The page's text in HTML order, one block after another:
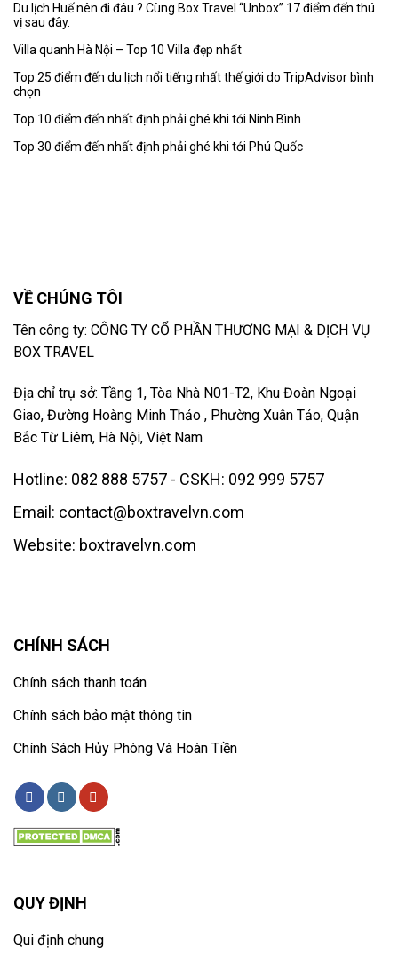
Du lịch Huế nên đi đâu ? Cùng Box Travel “Unbox” 17 điểm đến thú
vị sau đây.
Villa quanh Hà Nội – Top 10 Villa đẹp nhất
Top 25 điểm đến du lịch nổi tiếng nhất thế giới do TripAdvisor bình
chọn
Top 10 điểm đến nhất định phải ghé khi tới Ninh Bình
Top 30 điểm đến nhất định phải ghé khi tới Phú Quốc
VỀ CHÚNG TÔI
Tên công ty: CÔNG TY CỔ PHẦN THƯƠNG MẠI & DỊCH VỤ
BOX TRAVEL
Địa chỉ trụ sở: Tầng 1, Tòa Nhà N01-T2, Khu Đoàn Ngoại
Giao, Đường Hoàng Minh Thảo , Phường Xuân Tảo, Quận
Bắc Từ Liêm, Hà Nội, Việt Nam
Hotline: 082 888 5757 - CSKH: 092 999 5757
Email: contact@boxtravelvn.com
Website: boxtravelvn.com
CHÍNH SÁCH
Chính sách thanh toán
Chính sách bảo mật thông tin
Chính Sách Hủy Phòng Và Hoàn Tiền
QUY ĐỊNH
Qui định chung